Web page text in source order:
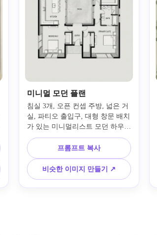
미니멀 모던 플랜
침실 3개, 오픈 컨셉 주방, 넓은 거
실, 파티오 출입구, 대형 창문 배치
가 있는 미니멀리스트 모던 하우스
플랜을 만드세요. 깔끔한 상향식
레이아웃, 세련된 지오메트리, 모
노크롬과 부드러운 회색 톤, 프리
미엄 컨셉 보드 미학, 세련된 간격,
강력한 가독성을 갖춘 차분한 현대
적 분위기를 사용하세요.
프롬프트 복사
비슷한 이미지 만들기 ↗